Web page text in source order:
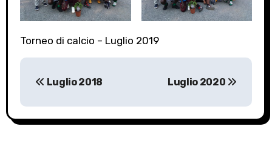
Torneo di calcio – Luglio 2019
P
s
Luglio 2018 Luglio 2020